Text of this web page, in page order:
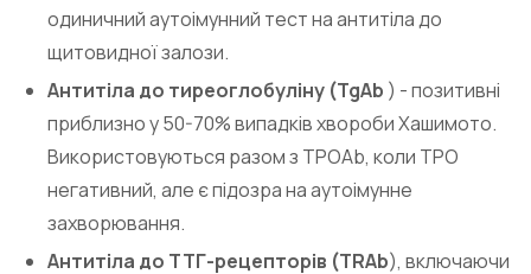
одиничний аутоімунний тест на антитіла до
щитовидної залози.
Антитіла до тиреоглобуліну (TgAb ) - позитивні
приблизно у 50-70% випадків хвороби Хашимото.
Використовуються разом з TPOAb, коли TPO
негативний, але є підозра на аутоімунне
захворювання.
Антитіла до ТТГ-рецепторів (TRAb), включаючи